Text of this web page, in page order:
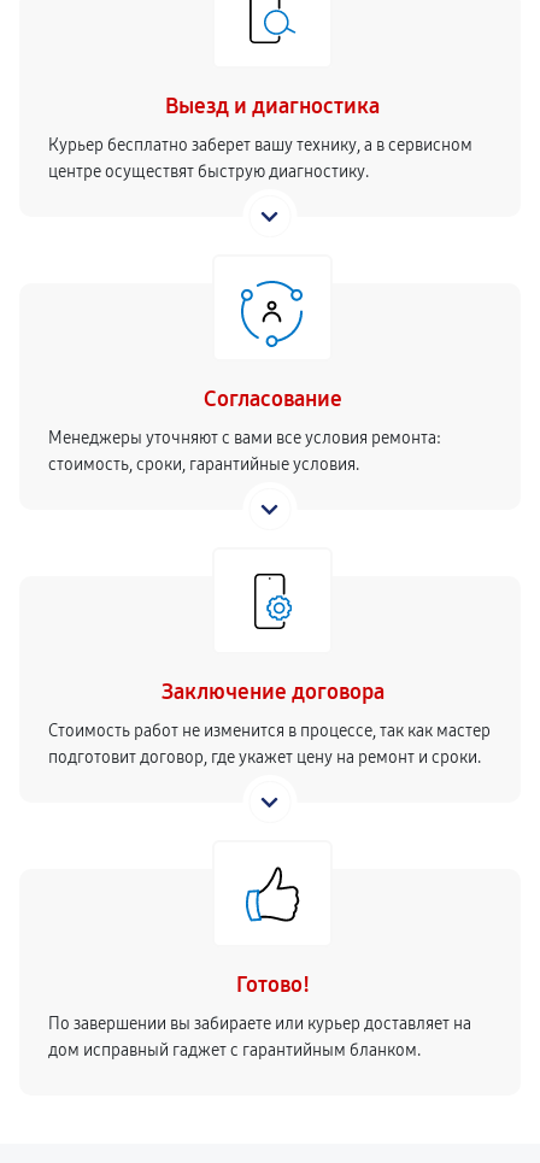
Выезд и диагностика
Курьер бесплатно заберет вашу технику, а в сервисном
центре осуществят быструю диагностику.
Согласование
Менеджеры уточняют с вами все условия ремонта:
стоимость, сроки, гарантийные условия.
Заключение договора
Стоимость работ не изменится в процессе, так как мастер
подготовит договор, где укажет цену на ремонт и сроки.
Готово!
По завершении вы забираете или курьер доставляет на
дом исправный гаджет с гарантийным бланком.